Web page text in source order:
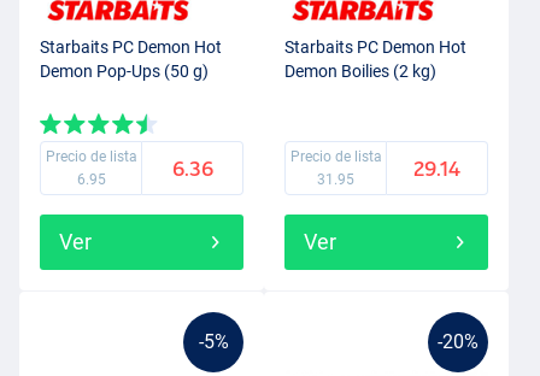
Starbaits PC Demon Hot
Demon Pop-Ups (50 g)
Precio de lista
6.95
6.36
Ver
Starbaits PC Demon Hot
Demon Boilies (2 kg)
Precio de lista
31.95
29.14
Ver
-5% -20%